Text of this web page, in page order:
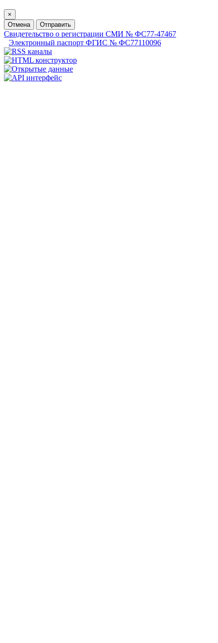
×
Отмена
Отправить
Свидетельство о регистрации СМИ № ФС77-47467
Электронный паспорт ФГИС № ФС77110096